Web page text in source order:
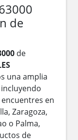
de
de
una amplia
encuentres en
Zaragoza,
o Palma,
de